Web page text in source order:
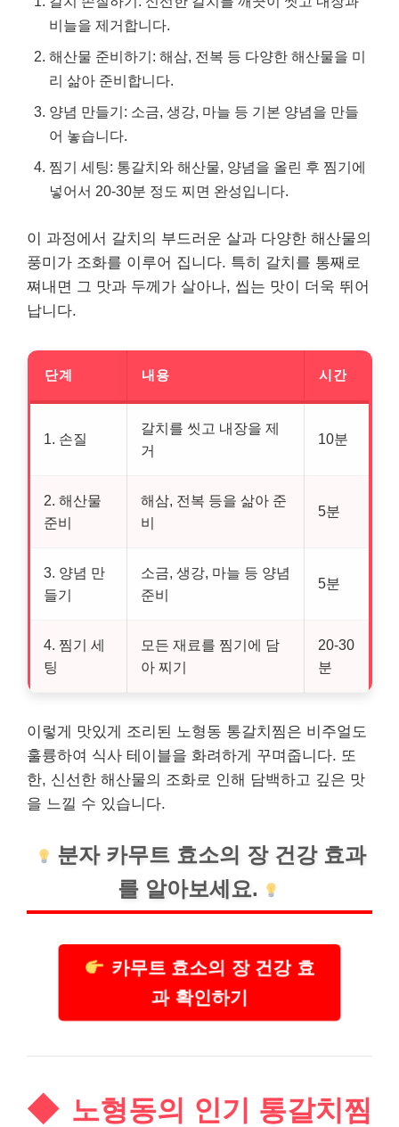
비늘을 제거합니다.
해산물 준비하기: 해삼, 전복 등 다양한 해산물을 미
리 삶아 준비합니다.
양념 만들기: 소금, 생강, 마늘 등 기본 양념을 만들
어 놓습니다.
찜기 세팅: 통갈치와 해산물, 양념을 올린 후 찜기에
넣어서 20-30분 정도 찌면 완성입니다.
이 과정에서 갈치의 부드러운 살과 다양한 해산물의
풍미가 조화를 이루어 집니다. 특히 갈치를 통째로
쪄내면 그 맛과 두께가 살아나, 씹는 맛이 더욱 뛰어
납니다.
단계 내용 시간
1. 손질
갈치를 씻고 내장을 제
거
10분
2. 해산물
준비
해삼, 전복 등을 삶아 준
비
5분
3. 양념 만
들기
소금, 생강, 마늘 등 양념
준비
5분
4. 찜기 세
팅
모든 재료를 찜기에 담
아 찌기
20-30
분
이렇게 맛있게 조리된 노형동 통갈치찜은 비주얼도
훌륭하여 식사 테이블을 화려하게 꾸며줍니다. 또
한, 신선한 해산물의 조화로 인해 담백하고 깊은 맛
을 느낄 수 있습니다.
분자 카무트 효소의 장 건강효과
를 알아보세요.
카무트 효소의 장 건강 효
과 확인하기
노형동의 인기 통갈치찜